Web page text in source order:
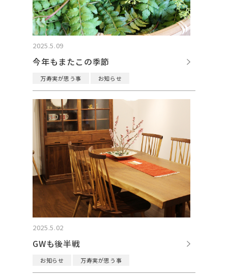
2025.5.09
今年もまたこの季節
万寿実が思う事 お知らせ
2025.5.02
GWも後半戦
お知らせ 万寿実が思う事